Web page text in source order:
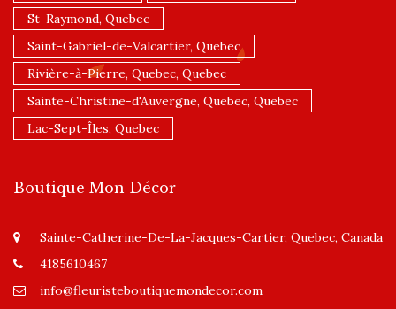
St-Raymond, Quebec
Saint-Gabriel-de-Valcartier, Quebec
Rivière-à-Pierre, Quebec, Quebec
Sainte-Christine-d'Auvergne, Quebec, Quebec
Lac-Sept-Îles, Quebec
Boutique Mon Décor
Sainte-Catherine-De-La-Jacques-Cartier, Quebec, Canada
4185610467
info@fleuristeboutiquemondecor.com